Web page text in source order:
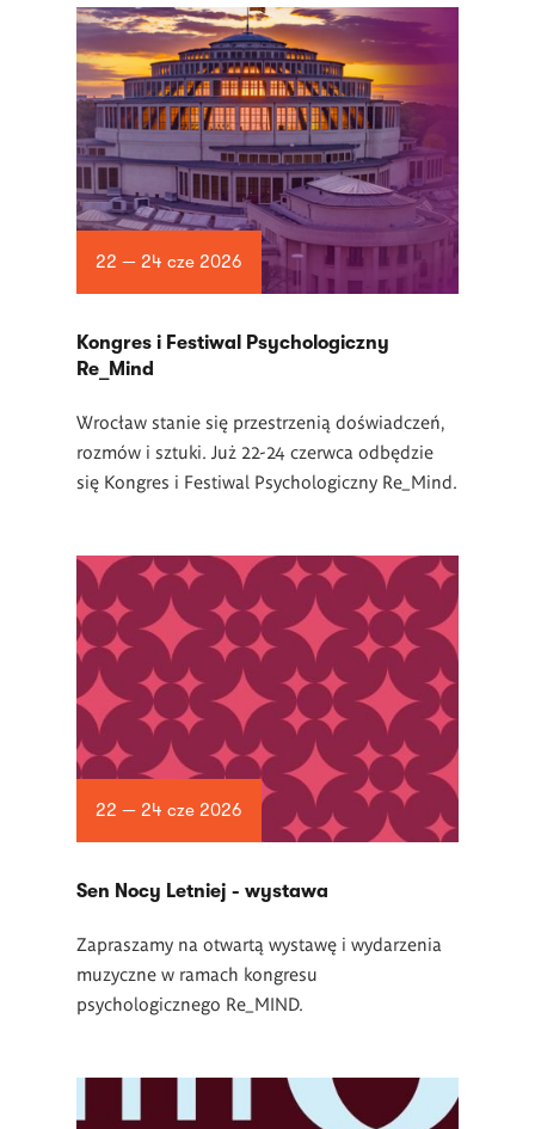
Lista
artykułów
22 — 24 cze 2026
Kongres i Festiwal Psychologiczny
Re_Mind
Wrocław stanie się przestrzenią doświadczeń,
rozmów i sztuki. Już 22-24 czerwca odbędzie
się Kongres i Festiwal Psychologiczny Re_Mind.
22 — 24 cze 2026
Sen Nocy Letniej - wystawa
Zapraszamy na otwartą wystawę i wydarzenia
muzyczne w ramach kongresu
psychologicznego Re_MIND.